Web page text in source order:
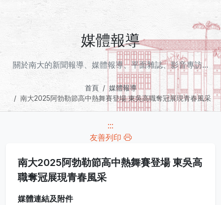
媒體報導
關於南大的新聞報導、媒體報導、平面雜誌、影音專訪...
首頁
媒體報導
南大2025阿勃勒節高中熱舞賽登場 東吳高職奪冠展現青春風采
:::
友善列印
南大2025阿勃勒節高中熱舞賽登場 東吳高
職奪冠展現青春風采
媒體連結及附件